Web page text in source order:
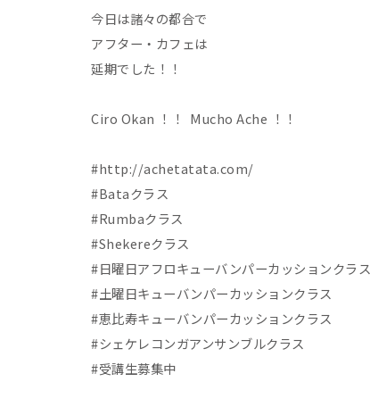
今日は諸々の都合で
アフター・カフェは
延期でした！！
Ciro Okan ！！ Mucho Ache ！！
#http://achetatata.com/
#Bataクラス
#Rumbaクラス
#Shekereクラス
#日曜日アフロキューバンパーカッションクラス
#土曜日キューバンパーカッションクラス
#恵比寿キューバンパーカッションクラス
#シェケレコンガアンサンブルクラス
#受講生募集中